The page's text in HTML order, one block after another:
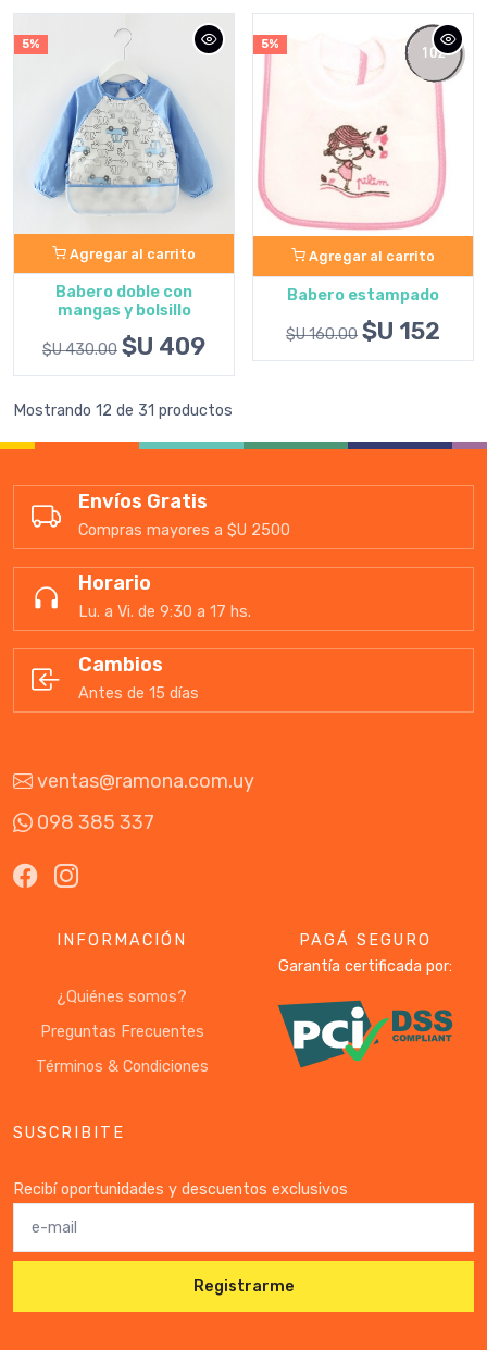
5%
Agregar al carrito
Babero doble con
mangas y bolsillo
$U 430.00 $U 409
5%
Agregar al carrito
Babero estampado
$U 160.00 $U 152
Mostrando 12 de 31 productos
Envíos Gratis
Compras mayores a $U 2500
Horario
Lu. a Vi. de 9:30 a 17 hs.
Cambios
Antes de 15 días
ventas@ramona.com.uy
098 385 337
INFORMACIÓN
¿Quiénes somos?
Preguntas Frecuentes
Términos & Condiciones
PAGÁ SEGURO
Garantía certificada por:
SUSCRIBITE
Recibí oportunidades y descuentos exclusivos
Registrarme